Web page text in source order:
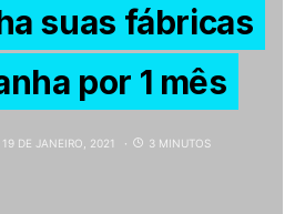
suas fábricas
por 1 mês
19 DE JANEIRO, 2021
3 MINUTOS